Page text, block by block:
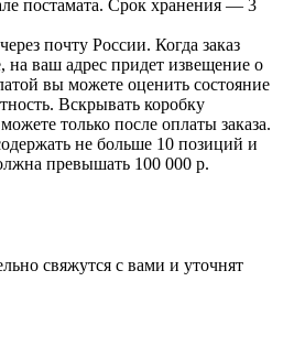
постамата. Срок хранения — 3
почту России. Когда заказ
на ваш адрес придет извещение о
вы можете оценить состояние
Вскрывать коробку
только после оплаты заказа.
не больше 10 позиций и
превышать 100 000 р.
свяжутся с вами и уточнят